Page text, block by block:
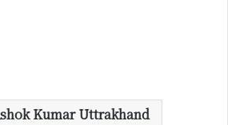
Kumar Uttrakhand